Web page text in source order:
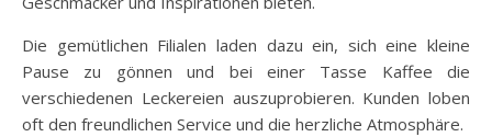
Die gemütlichen Filialen laden dazu ein, sich eine kleine
Pause zu gönnen und bei einer Tasse Kaffee die
verschiedenen Leckereien auszuprobieren. Kunden loben
oft den freundlichen Service und die herzliche Atmosphäre.